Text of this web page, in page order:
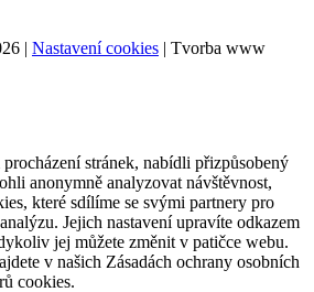
| Nastavení cookies | Tvorba www
stránek, nabídli přizpůsobený
anonymně analyzovat návštěvnost,
které sdílíme se svými partnery pro
Jejich nastavení upravíte odkazem
jej můžete změnit v patičce webu.
v našich Zásadách ochrany osobních
cookies.